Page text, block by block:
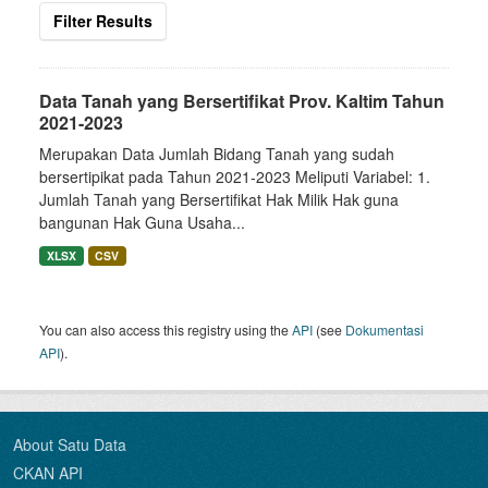
Filter Results
Data Tanah yang Bersertifikat Prov. Kaltim Tahun
2021-2023
Merupakan Data Jumlah Bidang Tanah yang sudah
bersertipikat pada Tahun 2021-2023 Meliputi Variabel: 1.
Jumlah Tanah yang Bersertifikat Hak Milik Hak guna
bangunan Hak Guna Usaha...
XLSX CSV
You can also access this registry using theAPI (see Dokumentasi
API).
About Satu Data
CKAN API